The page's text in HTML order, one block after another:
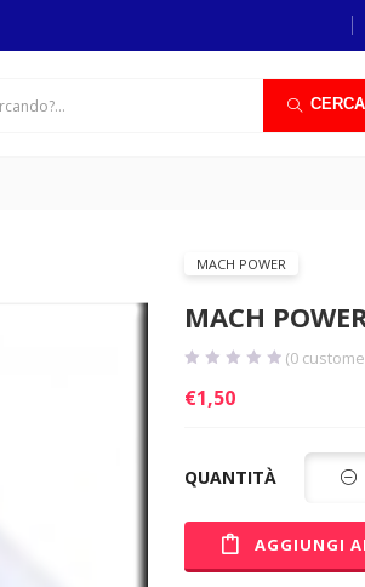
CERCA
MACH POWER
MACH
(0
€1,50
QUANTITÀ
AGGIUNGI